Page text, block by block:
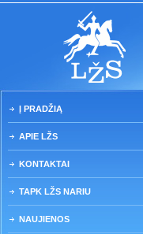
Į PRADŽIĄ
APIE LŽS
KONTAKTAI
TAPK LŽS NARIU
NAUJIENOS